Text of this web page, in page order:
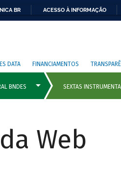
BR ACESSO À INFORMAÇÃO
DATA FINANCIAMENTOS
Web